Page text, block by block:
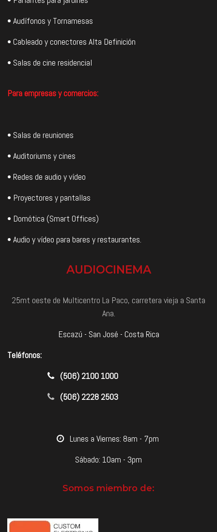
• Audífonos y Tornamesas
• Cableado y conectores Alta Definición
• Salas de cine residencial
Para empresas y comercios:
• Salas de reuniones
• Auditoriums y cines
• Redes de audio y vídeo
• Proyectores y pantallas
• Domótica (Smart Offices)
• Audio y vídeo para bares y restaurantes.
AUDIOCINEMA
25mt oeste de Multicentro La Paco, carretera vieja a Santa
Ana.
Escazú - San José - Costa Rica
Teléfonos:
​(506) 2100 1000
(506) 2228 2503
​Lunes a Viernes: 8am - 7pm
Sábado: 10am - 3pm
Somos miembro de: